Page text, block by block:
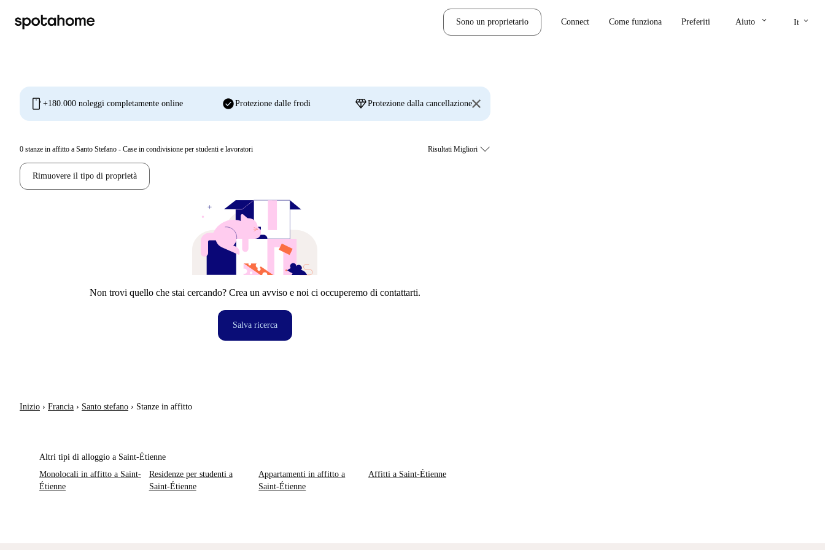
Sono un proprietario Connect Come funziona Preferiti Aiuto keyboard_arrow_down It keyboard_arrow_down
mobile +180.000 noleggi completamente online check_circleProtezione dalle frodi diamondProtezione dalla cancellazione
0 stanze in affitto a Santo Stefano - Case in condivisione per studenti e lavoratori
Rimuovere il tipo di proprietà
Non trovi quello che stai cercando? Crea un avviso e noi ci occuperemo di contattarti.
Salva ricerca
Inizio › Francia › Santo stefano › Stanze in affitto
Altri tipi di alloggio a Saint-Étienne
Monolocali in affitto a Saint-
Étienne
Residenze per studenti a
Saint-Étienne
Appartamenti in affitto a
Saint-Étienne
Affitti a Saint-Étienne